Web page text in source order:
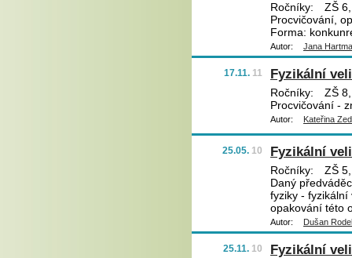
Ročníky:
ZŠ
Procvičování,
Forma:
Autor: Jana
17.11. 11 Fyzikální
Ročníky:
ZŠ
Procvičování -
Autor: Kateřina
25.05. 10 Fyzikální
Ročníky:
ZŠ
Daný
fyziky - fyzikální
opakování této
Autor: Dušan
25.11. 10 Fyzikální